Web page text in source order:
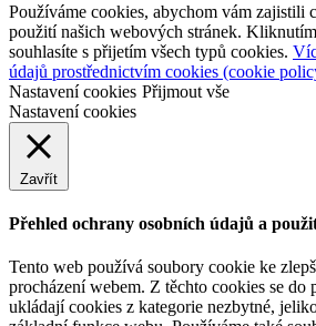
Používáme cookies, abychom vám zajistili
použití našich webových stránek.
souhlasíte s přijetím všech typů cookies.
údajů prostřednictvím cookies (cookie
Nastavení cookies Přijmout vše
Nastavení cookies
Zavřít
Přehled ochrany osobních údajů a
Tento web používá soubory cookie ke
procházení webem. Z těchto cookies se do
ukládají cookies z kategorie nezbytné,